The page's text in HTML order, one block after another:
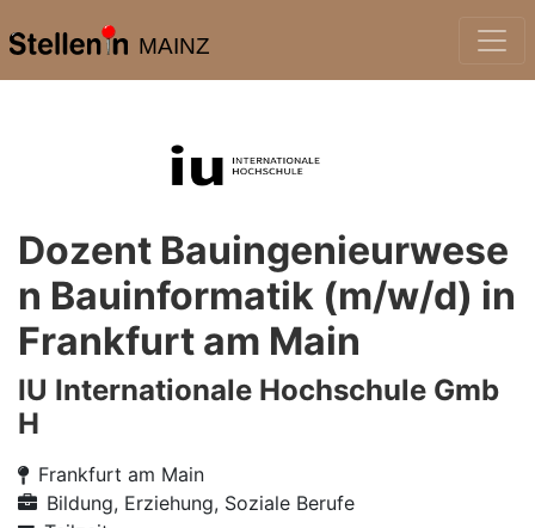
MAINZ
Dozent Bauingenieurwese
n Bauinformatik (m/w/d) in
Frankfurt am Main
IU Internationale Hochschule Gmb
H
Frankfurt am Main
Bildung, Erziehung, Soziale Berufe